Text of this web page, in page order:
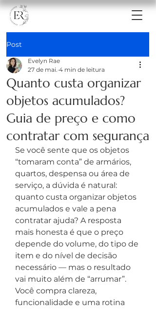
Post
Quanto custa organizar
objetos acumulados?
Guia de preço e como
contratar com segurança
Evelyn Rae
27 de mai. 4 min de leitura
Se você sente que os objetos
“tomaram conta” de armários,
quartos, despensa ou área de
serviço, a dúvida é natural:
quanto custa organizar objetos
acumulados e vale a pena
contratar ajuda? A resposta
mais honesta é que o preço
depende do volume, do tipo de
item e do nível de decisão
necessário — mas o resultado
vai muito além de “arrumar”.
Você compra clareza,
funcionalidade e uma rotina